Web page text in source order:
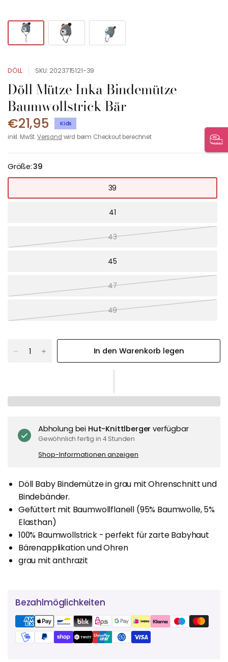
DÖLL SKU: 2023715121-39
Döll Mütze Inka Bindemütze
Baumwollstrick Bär
€21,95 Kids
inkl. MwSt.Versand wird beim Checkout berechnet
Größe:39
39
41
43
45
47
49
In den Warenkorb legen
Abholung bei Hut-Knittlberger verfügbar
Gewöhnlich fertig in 4 Stunden
Shop-Informationen anzeigen
Döll Baby Bindemütze in grau mit Ohrenschnitt und
Bindebänder.
Gefüttert mit Baumwollflanell (95% Baumwolle, 5%
Elasthan)
100% Baumwollstrick - perfekt für zarte Babyhaut
Bärenapplikation und Ohren
grau mit anthrazit
Bezahlmöglichkeiten